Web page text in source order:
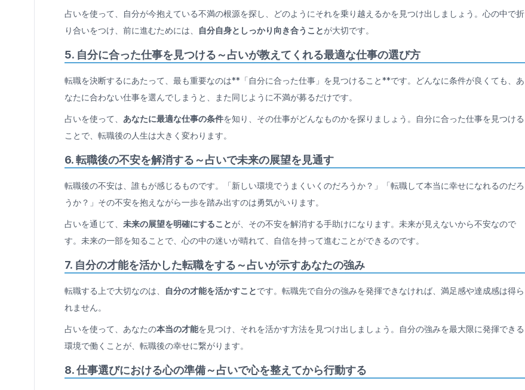
占いを使って、自分が今抱えている不満の根源を探し、どのようにそれを乗り越えるかを見つけ出しましょう。心の中で折
り合いをつけ、前に進むためには、
自分自身としっかり向き合うことが大切です。
5. 自分に合った仕事を見つける～占いが教えてくれる最適な仕事の選び方
転職を決断するにあたって、最も重要なのは**「自分に合った仕事」を見つけること**です。どんなに条件が良くても、あ
なたに合わない仕事を選んでしまうと、また同じように不満が募るだけです。
占いを使って、 あなたに最適な仕事の条件を知り、その仕事がどんなものかを探りましょう。自分に合った仕事を見つける
ことで、転職後の人生は大きく変わります。
6.転職後の不安を解消する～占いで未来の展望を見通す
転職後の不安は、誰もが感じるものです。「新しい環境でうまくいくのだろうか？」「転職して本当に幸せになれるのだろ
うか？」その不安を抱えながら一歩を踏み出すのは勇気がいります。
占いを通じて、 未来の展望を明確にすることが、その不安を解消する手助けになります。未来が見えないから不安なので
す。未来の一部を知ることで、心の中の迷いが晴れて、自信を持って進むことができるのです。
7. 自分の才能を活かした転職をする～占いが示すあなたの強み
転職する上で大切なのは、 自分の才能を活かすことです。転職先で自分の強みを発揮できなければ、満足感や達成感は得ら
れません。
占いを使って、あなたの本当の才能を見つけ、それを活かす方法を見つけ出しましょう。自分の強みを最大限に発揮できる
環境で働くことが、転職後の幸せに繋がります。
8.仕事選びにおける心の準備～占いで心を整えてから行動する